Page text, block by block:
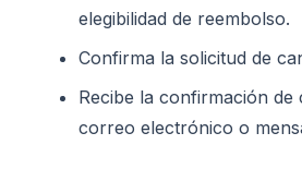
elegibilidad de reembolso.
Confirma la solicitud de
Recibe la confirmación
correo electrónico o